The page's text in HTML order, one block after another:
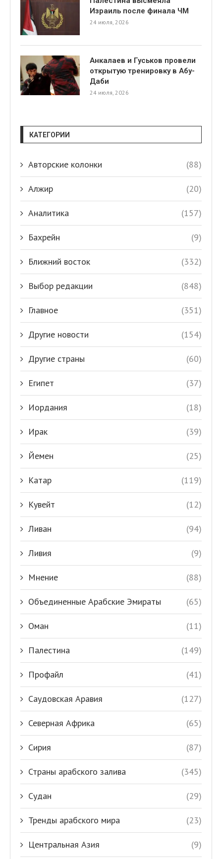
Израиль после финала ЧМ
24 июля, 2026
Анкалаев и Гуськов провели
открытую тренировку в Абу-
Даби
24 июля, 2026
КАТЕГОРИИ
Авторские колонки (88)
Алжир (20)
Аналитика (157)
Бахрейн (9)
Ближний восток (332)
Выбор редакции (848)
Главное (351)
Другие новости (154)
Другие страны (60)
Египет (37)
Иордания (18)
Ирак (39)
Йемен (25)
Катар (119)
Кувейт (12)
Ливан (94)
Ливия (9)
Мнение (88)
Объединенные Арабские Эмираты (65)
Оман (11)
Палестина (149)
Профайл (41)
Саудовская Аравия (127)
Северная Африка (65)
Сирия (87)
Страны арабского залива (345)
Судан (29)
Тренды арабского мира (23)
Центральная Азия (9)